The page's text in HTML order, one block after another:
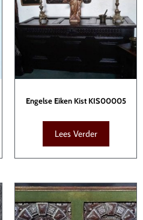
Engelse Eiken Kist KIS00005
Lees Verder